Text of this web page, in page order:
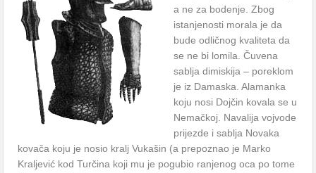
a ne za bodenje. Zbog
istanjenosti morala je da
bude odličnog kvaliteta da
se ne bi lomila. Čuvena
sablja dimiskija – poreklom
je iz Damaska. Alamanka
koju nosi Dojčin kovala se u
Nemačkoj. Navalija vojvode
prijezde i sablja Novaka
kovača koju je nosio kralj Vukašin (a prepoznao je Marko
Kraljević kod Turčina koji mu je pogubio ranjenog oca po tome